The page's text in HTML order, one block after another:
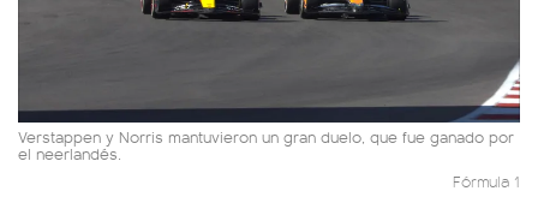
Verstappen y Norris mantuvieron un gran duelo, que fue ganado por
el neerlandés.
Fórmula 1